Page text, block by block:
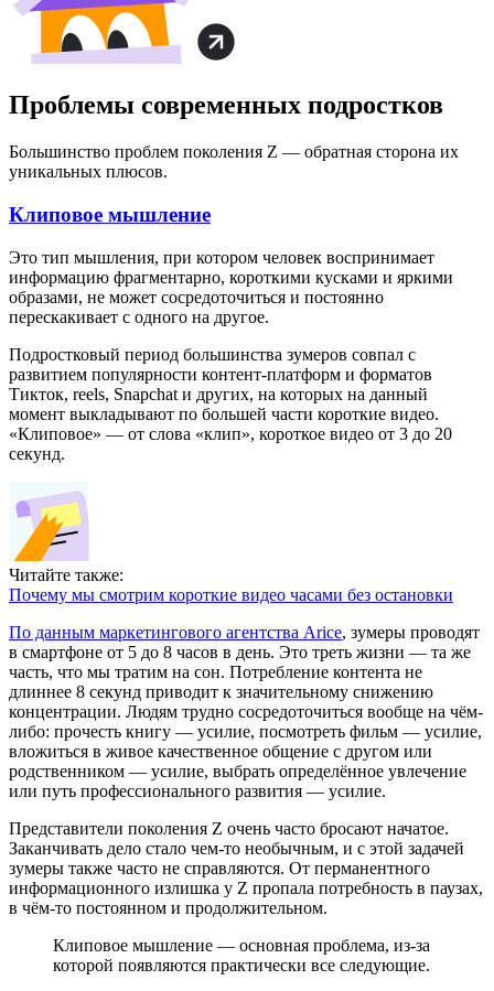
Проблемы современных подростков
Большинство проблем поколения Z — обратная сторона их
уникальных плюсов.
Клиповое мышление
Это тип мышления, при котором человек воспринимает
информацию фрагментарно, короткими кусками и яркими
образами, не может сосредоточиться и постоянно
перескакивает с одного на другое.
Подростковый период большинства зумеров совпал с
развитием популярности контент-платформ и форматов
Тикток, reels, Snapchat и других, на которых на данный
момент выкладывают по большей части короткие видео.
«Клиповое» — от слова «клип», короткое видео от 3 до 20
секунд.
Читайте также:
Почему мы смотрим короткие видео часами без остановки
По данным маркетингового агентства Arice, зумеры проводят
в смартфоне от 5 до 8 часов в день. Это треть жизни — та же
часть, что мы тратим на сон. Потребление контента не
длиннее 8 секунд приводит к значительному снижению
концентрации. Людям трудно сосредоточиться вообще на чём-
либо: прочесть книгу — усилие, посмотреть фильм — усилие,
вложиться в живое качественное общение с другом или
родственником — усилие, выбрать определённое увлечение
или путь профессионального развития — усилие.
Представители поколения Z очень часто бросают начатое.
Заканчивать дело стало чем-то необычным, и с этой задачей
зумеры также часто не справляются. От перманентного
информационного излишка у Z пропала потребность в паузах,
в чём-то постоянном и продолжительном.
Клиповое мышление — основная проблема, из-за
которой появляются практически все следующие.